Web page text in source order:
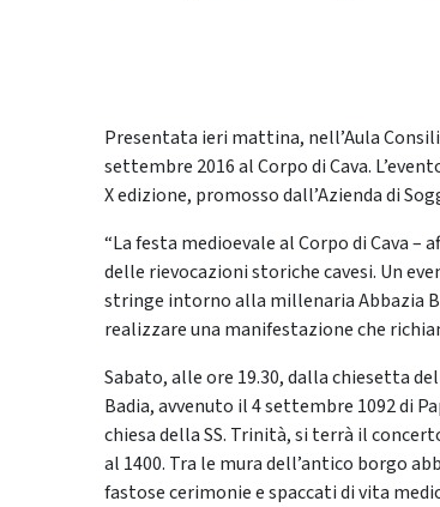
Presentata ieri mattina, nell’Aula
settembre 2016 al Corpo di Cava.
X edizione, promosso dall’Azienda di
“La festa medioevale al Corpo di Cava –
delle rievocazioni storiche cavesi. Un
stringe intorno alla millenaria Abbazia
realizzare una manifestazione che
Sabato, alle ore 19.30, dalla chiesetta
Badia, avvenuto il 4 settembre 1092 di
chiesa della SS. Trinità, si terrà il
al 1400. Tra le mura dell’antico borgo
fastose cerimonie e spaccati di vita